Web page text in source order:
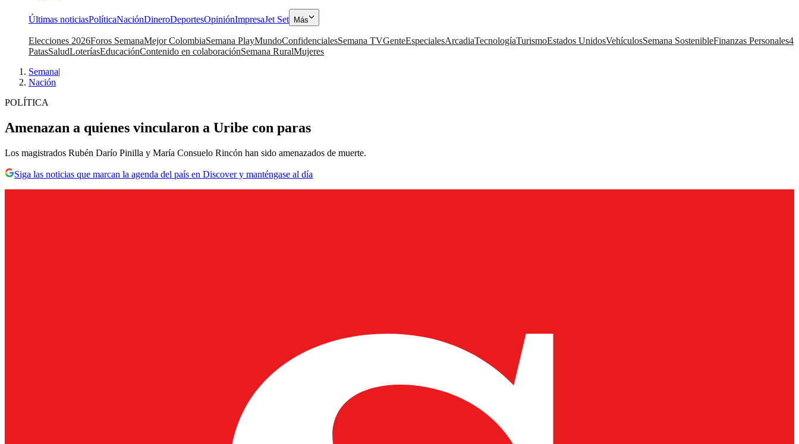
Últimas noticiasPolíticaNaciónDineroDeportesOpiniónImpresaJet Set Más
Elecciones 2026Foros SemanaMejor ColombiaSemana PlayMundoConfidencialesSemana TVGenteEspecialesArcadiaTecnologíaTurismoEstados UnidosVehículosSemana SostenibleFinanzas Personales4
PatasSaludLoteríasEducaciónContenido en colaboraciónSemana RuralMujeres
Semana|
Nación
POLÍTICA
Amenazan a quienes vincularon a Uribe con paras
Los magistrados Rubén Darío Pinilla y María Consuelo Rincón han sido amenazados de muerte.
Siga las noticias que marcan la agenda del país en Discover y manténgase al día